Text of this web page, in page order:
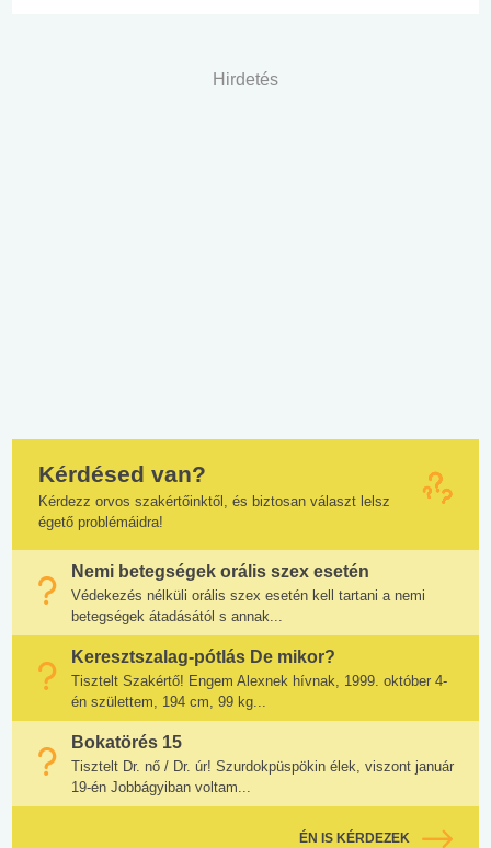
Hirdetés
Kérdésed van?
Kérdezz orvos szakértőinktől, és biztosan választ lelsz
égető problémáidra!
Nemi betegségek orális szex esetén
Védekezés nélküli orális szex esetén kell tartani a nemi
betegségek átadásától s annak...
Keresztszalag-pótlás De mikor?
Tisztelt Szakértő! Engem Alexnek hívnak, 1999. október 4-
én születtem, 194 cm, 99 kg...
Bokatörés 15
Tisztelt Dr. nő / Dr. úr! Szurdokpüspökin élek, viszont január
19-én Jobbágyiban voltam...
ÉN IS KÉRDEZEK